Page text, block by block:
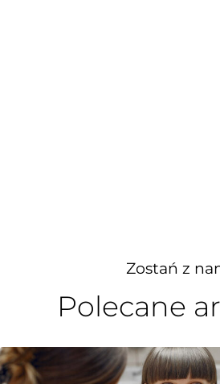
Zostań z
Polecane